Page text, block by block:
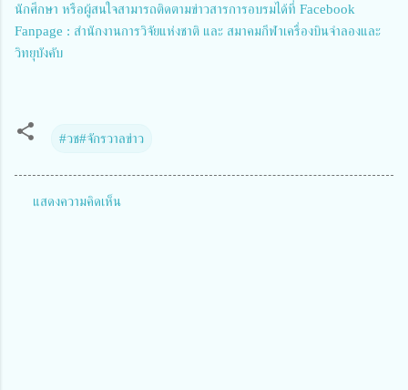
นักศึกษา หรือผู้สนใจสามารถติดตามข่าวสารการอบรมได้ที่ Facebook
Fanpage : สำนักงานการวิจัยแห่งชาติ และ สมาคมกีฬาเครื่องบินจำลองและ
วิทยุบังคับ
#​วช#จักรวาลข่าว
แสดงความคิดเห็น